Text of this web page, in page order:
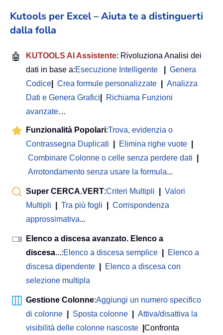
Kutools per Excel – Aiuta te a distinguerti
dalla folla
🤖 KUTOOLS AI Assistente: Rivoluziona Analisi dei
dati in base a:Esecuzione Intelligente
Genera
Codice
Crea formule personalizzate
Analizza
Dati e Genera Grafici
Richiama Funzioni
avanzate…
Funzionalità Popolari:Trova, evidenzia o
Contrassegna Duplicati
Elimina righe vuote
Combinare Colonne o celle senza perdere dati
Arrotondamento senza usare la formula...
Super CERCA.VERT:Criteri Multipli
Valori
Multipli
Tra più fogli
Corrispondenza
approssimativa...
Elenco a discesa avanzato. Elenco a
discesa...:Elenco a discesa semplice
Elenco a
discesa dipendente
Elenco a discesa con
selezione multipla
Gestione Colonne:Aggiungi un numero specifico
di colonne
Sposta colonne
Attiva/disattiva la
visibilità delle colonne nascoste
Confronta